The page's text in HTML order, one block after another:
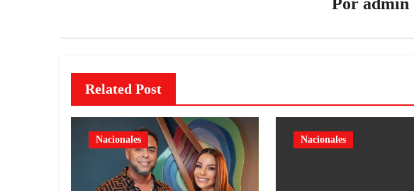
Related Post
Nacionales Nacionales